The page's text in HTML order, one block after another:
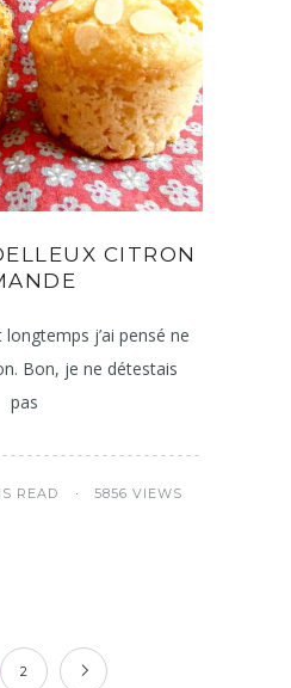
CITRON
j’ai pensé ne
Bon, je ne détestais
pas
READ 5856 VIEWS
2